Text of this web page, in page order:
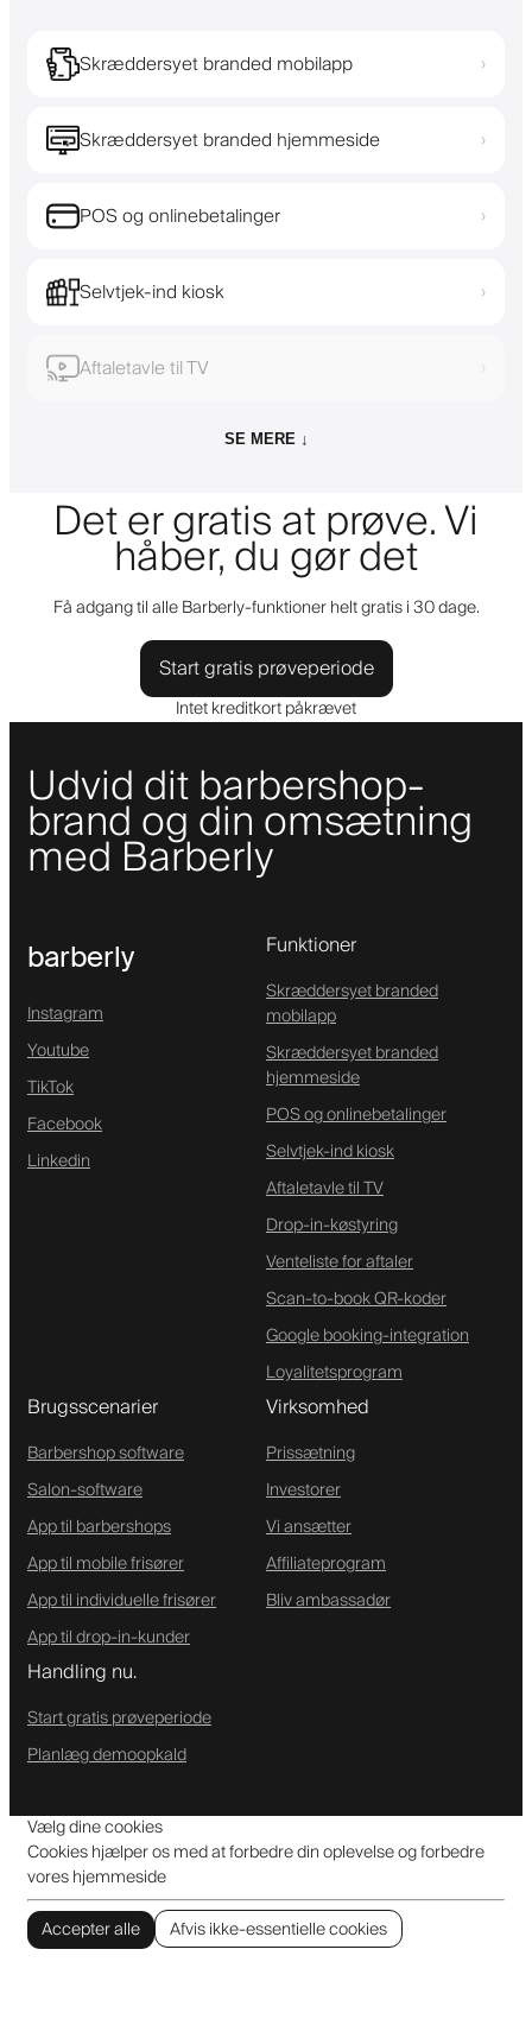
Skræddersyet branded mobilapp ›
Skræddersyet branded hjemmeside ›
POS og onlinebetalinger ›
Selvtjek-ind kiosk ›
Aftaletavle til TV ›
SE MERE ↓
Det er gratis at prøve. Vi
håber, du gør det
Få adgang til alle Barberly-funktioner helt gratis i 30 dage.
Start gratis prøveperiode
Intet kreditkort påkrævet
Udvid dit barbershop-
brand og din omsætning
med Barberly
barberly
Instagram
Youtube
TikTok
Facebook
Linkedin
Funktioner
Skræddersyet branded
mobilapp
Skræddersyet branded
hjemmeside
POS og onlinebetalinger
Selvtjek-ind kiosk
Aftaletavle til TV
Drop-in-køstyring
Venteliste for aftaler
Scan-to-book QR-koder
Google booking-integration
Loyalitetsprogram
Brugsscenarier
Barbershop software
Salon-software
App til barbershops
App til mobile frisører
App til individuelle frisører
App til drop-in-kunder
Virksomhed
Prissætning
Investorer
Vi ansætter
Affiliateprogram
Bliv ambassadør
Handling nu.
Start gratis prøveperiode
Planlæg demoopkald
Vælg dine cookies
Cookies hjælper os med at forbedre din oplevelse og forbedre
vores hjemmeside
Accepter alle
Afvis ikke-essentielle cookies